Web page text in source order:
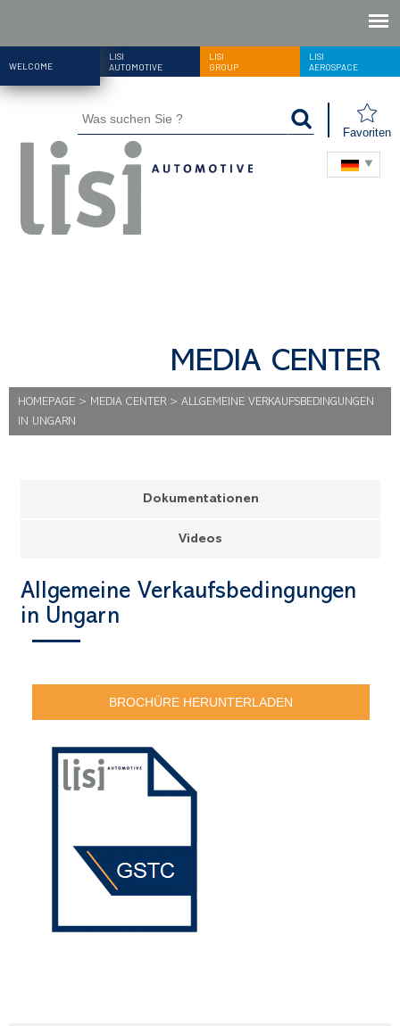
WELCOME
LISI
AUTOMOTIVE
LISI
GROUP
LISI
AEROSPACE
Favoriten
MEDIA CENTER
HOMEPAGE > MEDIA CENTER > ALLGEMEINE VERKAUFSBEDINGUNGEN
IN UNGARN
Dokumentationen
Videos
Allgemeine Verkaufsbedingungen
in Ungarn
BROCHÜRE HERUNTERLADEN